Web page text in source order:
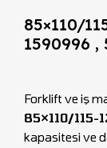
85×110/
1590996 ,
Forklift ve iş
85×110/115-
kapasitesi ve